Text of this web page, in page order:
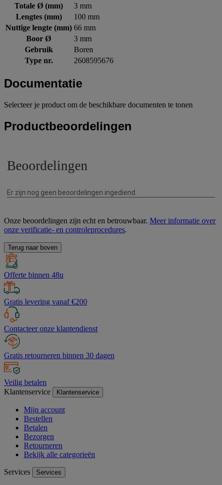
Totale Ø (mm)
3 mm
Lengtes (mm)
100 mm
Nuttige lengte (mm) 66 mm
Boor Ø
3 mm
Gebruik
Boren
Type nr.
2608595676
Documentatie
Selecteer je product om de beschikbare documenten te tonen
Productbeoordelingen
Onze beoordelingen zijn echt en betrouwbaar. Meer informatie over
onze verificatie- en controleprocedures.
Terug naar boven
Offerte binnen 48u
Gratis levering vanaf €200
Contacteer onze klantendienst
Gratis retourneren binnen 30 dagen
Veilig betalen
Klantenservice
Klantenservice
Mijn account
Bestellen
Betalen
Bezorgen
Retourneren
Bekijk alle categorieën
Services Services